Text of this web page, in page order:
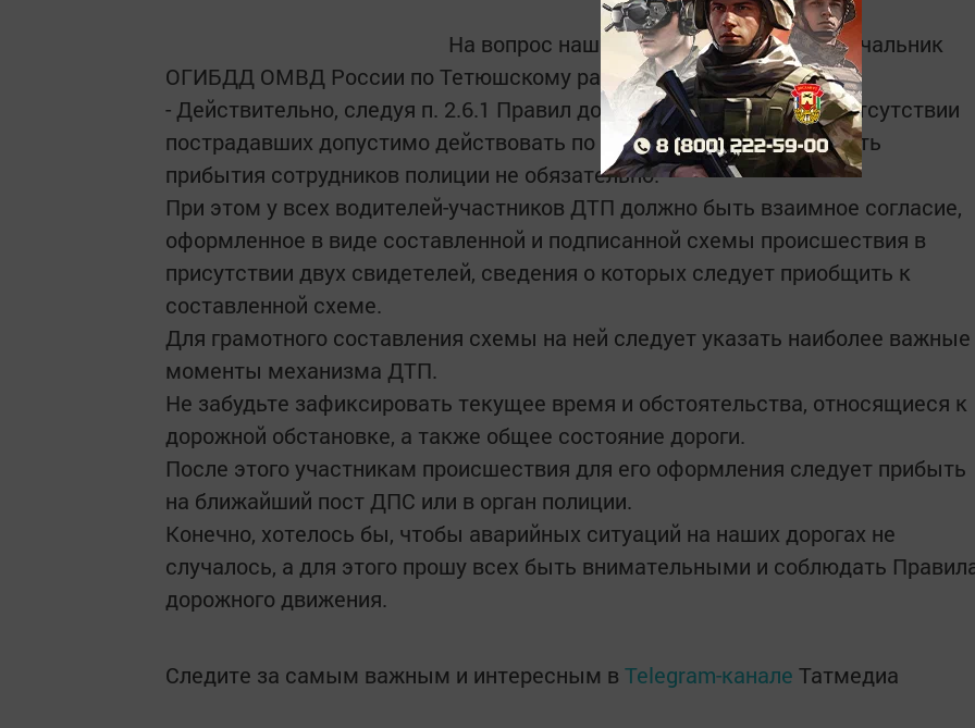
На вопрос нашего читателя отвечает начальник
ОГИБДД ОМВД России по Тетюшскому району Рамис Фаризов:
- Действительно, следуя п. 2.6.1 Правил дорожного движения, при отсутствии
пострадавших допустимо действовать по упрощенной схеме и ждать
прибытия сотрудников полиции не обязательно.
При этом у всех водителей-участников ДТП должно быть взаимное согласие,
оформленное в виде составленной и подписанной схемы происшествия в
присутствии двух свидетелей, сведения о которых следует приобщить к
составленной схеме.
Для грамотного составления схемы на ней следует указать наиболее важные
моменты механизма ДТП.
Не забудьте зафиксировать текущее время и обстоятельства, относящиеся к
дорожной обстановке, а также общее состояние дороги.
После этого участникам происшествия для его оформления следует прибыть
на ближайший пост ДПС или в орган полиции.
Конечно, хотелось бы, чтобы аварийных ситуаций на наших дорогах не
случалось, а для этого прошу всех быть внимательными и соблюдать
дорожного движения.
Следите за самым важным и интересным в Telegram-канале Татмедиа